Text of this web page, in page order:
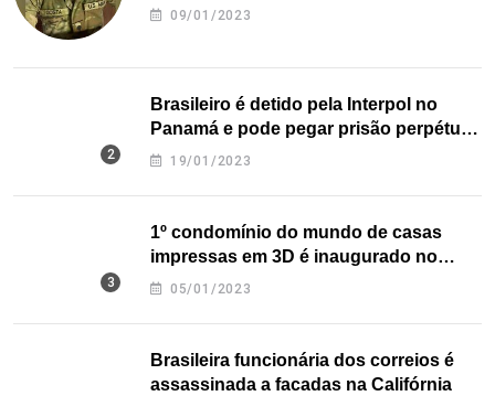
09/01/2023
Brasileiro é detido pela Interpol no
Panamá e pode pegar prisão perpétua
nos EUA
19/01/2023
1º condomínio do mundo de casas
impressas em 3D é inaugurado no
Texas
05/01/2023
Brasileira funcionária dos correios é
assassinada a facadas na Califórnia